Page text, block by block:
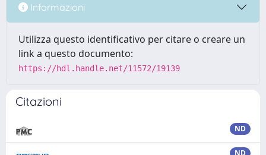
Informazioni
Utilizza questo identificativo per citare o creare un
link a questo documento:
https://hdl.handle.net/11572/19139
Citazioni
ND